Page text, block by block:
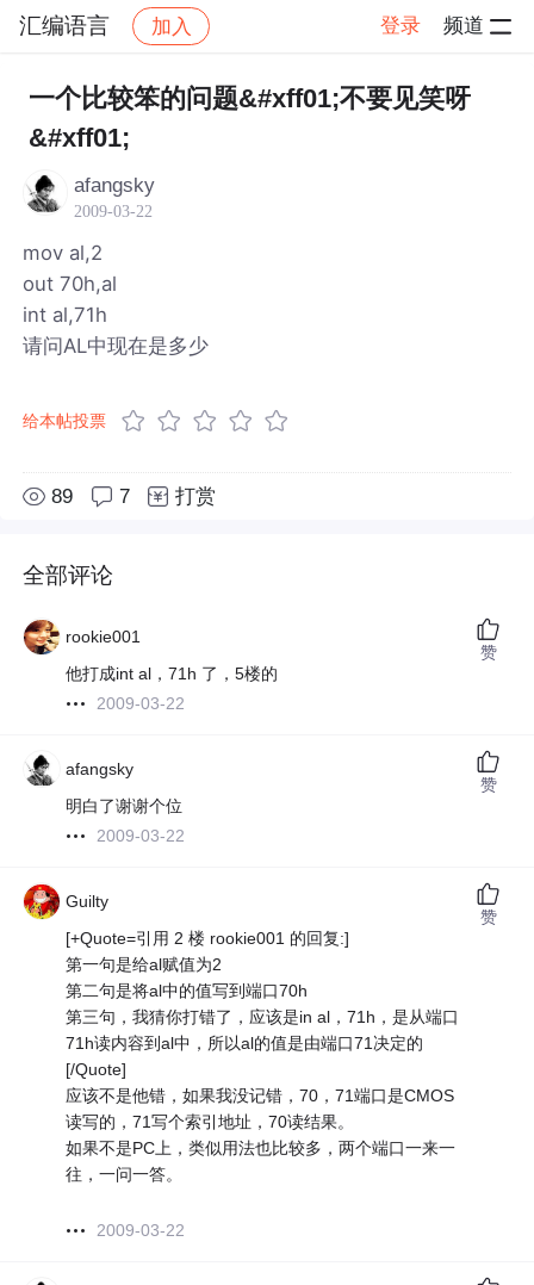
汇编语言 加入 登录 频道
社区 汇编语言 帖子详情
一个比较笨的问题&#xff01;不要见笑呀
&#xff01;
afangsky
2009-03-22
mov al,2
out 70h,al
int al,71h
请问AL中现在是多少
给本帖投票
89 7 打赏
全部评论
rookie001
他打成int al，71h 了，5楼的
2009-03-22
赞
afangsky
明白了谢谢个位
2009-03-22
赞
Guilty
[+Quote=引用 2 楼 rookie001 的回复:]
第一句是给al赋值为2
第二句是将al中的值写到端口70h
第三句，我猜你打错了，应该是in al，71h，是从端口
71h读内容到al中，所以al的值是由端口71决定的
[/Quote]
应该不是他错，如果我没记错，70，71端口是CMOS
读写的，71写个索引地址，70读结果。
如果不是PC上，类似用法也比较多，两个端口一来一
往，一问一答。
2009-03-22
赞